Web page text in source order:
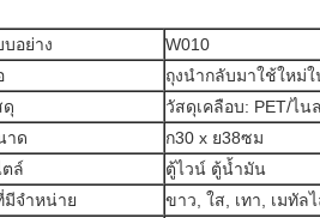
บอย่าง
W010
ถุงนำกลับมาใช้ใหม่
ดุ
วัสดุเคลือบ: PET/ไน
าด
ก30 x ย38ซม
ตล์
ตู้ไวน์ ตู้น้ำมัน
มีจำหน่าย
ขาว, ใส, เทา, เมทัล